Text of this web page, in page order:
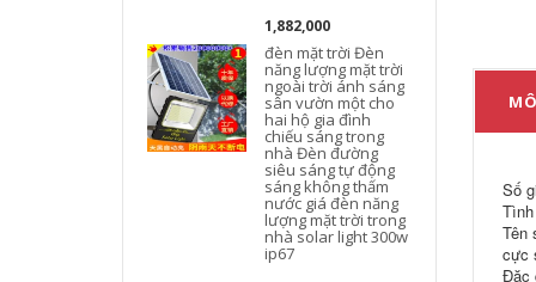
1,882,000
đèn mặt trời Đèn
năng lượng mặt trời
ngoài trời ánh sáng
sân vườn một cho
hai hộ gia đình
chiếu sáng trong
nhà Đèn đường
siêu sáng tự động
sáng không thấm
nước giá đèn năng
lượng mặt trời trong
nhà solar light 300w
ip67
Số
Tên
cực
Đặc